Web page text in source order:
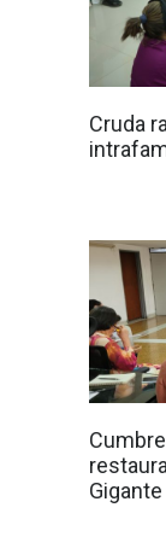
Cruda
Gigante